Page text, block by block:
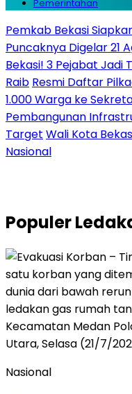
Pemerintahan
Pemkab Bekasi
Puncaknya Digelar 21
Bekasi! 3 Pejabat Jadi
Raib Resmi Daftar
1.000 Warga ke
Pembangunan
Target Wali Kota
Nasional
Populer
Nasional